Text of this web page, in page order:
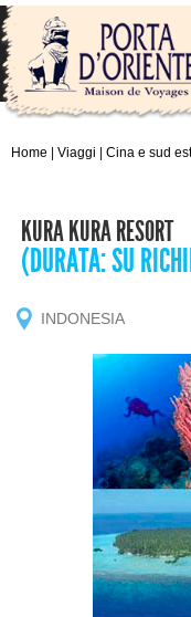
Home Viaggi Cina e sud
KURA KURA RESORT
(DURATA: SU
INDONESIA